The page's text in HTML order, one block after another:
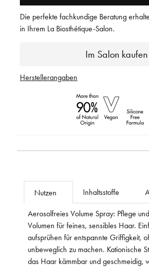
Im Salon kaufen
Die perfekte fachkundige Beratung
in Ihrem La Biosthétique-Salon.
Herstellerangaben
Nutzen Inhaltsstoffe
Aerosolfreies Volume Spray: Pflege
Volumen für feines, sensibles Haar.
aufsprühen für entspannte Griffigkeit,
unbeweglich zu machen. Kationische
das Haar kämmbar und geschmeidig,